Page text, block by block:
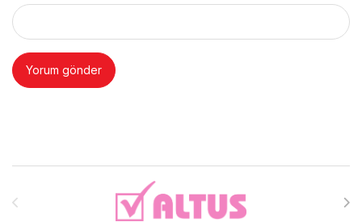
Brands Carousel